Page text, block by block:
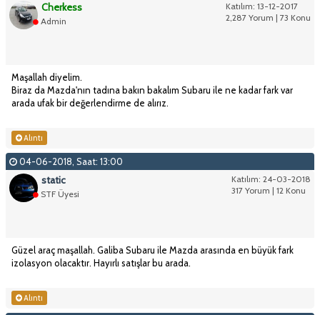
Katılım: 13-12-2017
2,287 Yorum | 73 Konu
Cherkess
Admin
Maşallah diyelim.
Biraz da Mazda'nın tadına bakın bakalım Subaru ile ne kadar fark var
arada ufak bir değerlendirme de alırız.
Alıntı
04-06-2018, Saat: 13:00
Katılım: 24-03-2018
317 Yorum | 12 Konu
static
STF Üyesi
Güzel araç maşallah. Galiba Subaru ile Mazda arasında en büyük fark
izolasyon olacaktır. Hayırlı satışlar bu arada.
Alıntı